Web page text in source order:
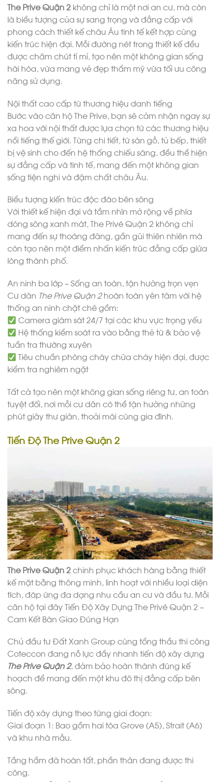
The Prive Quận 2 không chỉ là một nơi an cư, mà còn
là biểu tượng của sự sang trọng và đẳng cấp với
phong cách thiết kế châu Âu tinh tế kết hợp cùng
kiến trúc hiện đại. Mỗi đường nét trong thiết kế đều
được chăm chút tỉ mỉ, tạo nên một không gian sống
hài hòa, vừa mang vẻ đẹp thẩm mỹ vừa tối ưu công
năng sử dụng.
Nội thất cao cấp từ thương hiệu danh tiếng
Bước vào căn hộ The Prive, bạn sẽ cảm nhận ngay sự
xa hoa với nội thất được lựa chọn từ các thương hiệu
nổi tiếng thế giới. Từng chi tiết, từ sàn gỗ, tủ bếp, thiết
bị vệ sinh cho đến hệ thống chiếu sáng, đều thể hiện
sự đẳng cấp và tinh tế, mang đến một không gian
sống tiện nghi và đậm chất châu Âu.
Biểu tượng kiến trúc độc đáo bên sông
Với thiết kế hiện đại và tầm nhìn mở rộng về phía
dòng sông xanh mát, The Privé Quận 2 không chỉ
mang đến sự thoáng đãng, gần gũi thiên nhiên mà
còn tạo nên một điểm nhấn kiến trúc đẳng cấp giữa
lòng thành phố.
An ninh ba lớp – Sống an toàn, tận hưởng trọn vẹn
Cư dân The Prive Quận 2hoàn toàn yên tâm với hệ
thống an ninh chặt chẽ gồm:
Camera giám sát 24/7 tại các khu vực trọng yếu
Hệ thống kiểm soát ra vào bằng thẻ từ & bảo vệ
tuần tra thường xuyên
Tiêu chuẩn phòng cháy chữa cháy hiện đại, được
kiểm tra nghiêm ngặt
Tất cả tạo nên một không gian sống riêng tư, an toàn
tuyệt đối, nơi mỗi cư dân có thể tận hưởng những
phút giây thư giãn, thoải mái cùng gia đình.
Tiến Độ The Prive Quận 2
The Prive Quận 2chinh phục khách hàng bằng thiết
kế mặt bằng thông minh, linh hoạt với nhiều loại diện
tích, đáp ứng đa dạng nhu cầu an cư và đầu tư. Mỗi
căn hộ tại đây Tiến Độ Xây Dựng The Privé Quận 2 –
Cam Kết Bàn Giao Đúng Hạn
Chủ đầu tư Đất Xanh Group cùng tổng thầu thi công
Coteccon đang nỗ lực đẩy nhanh tiến độ xây dựng
The Prive Quận 2, đảm bảo hoàn thành đúng kế
hoạch để mang đến một khu đô thị đẳng cấp bên
sông.
Tiến độ xây dựng theo từng giai đoạn:
Giai đoạn 1: Bao gồm hai tòa Grove (A5), Strait (A6)
và khu nhà mẫu.
Tầng hầm đã hoàn tất, phần thân đang được thi
công.